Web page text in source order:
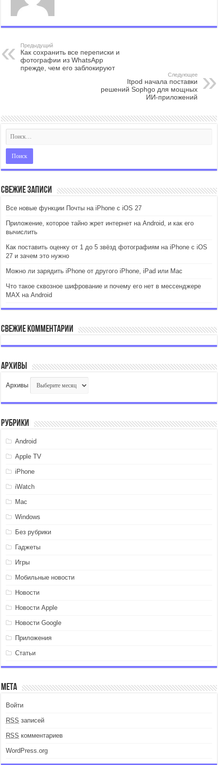
Предыдущий
Как сохранить все переписки и
фотографии из WhatsApp
прежде, чем его заблокируют
Следующее
Itpod начала поставки
решений Sophgo для мощных
ИИ-приложений
Свежие записи
Все новые функции Почты на iPhone с iOS 27
Приложение, которое тайно жрет интернет на Android, и как его
вычислить
Как поставить оценку от 1 до 5 звёзд фотографиям на iPhone с iOS
27 и зачем это нужно
Можно ли зарядить iPhone от другого iPhone, iPad или Mac
Что такое сквозное шифрование и почему его нет в мессенджере
MAX на Android
Свежие комментарии
Архивы
Архивы
Рубрики
Android
Apple TV
iPhone
iWatch
Mac
Windows
Без рубрики
Гаджеты
Игры
Мобильные новости
Новости
Новости Apple
Новости Google
Приложения
Статьи
Мета
Войти
RSS записей
RSS комментариев
WordPress.org